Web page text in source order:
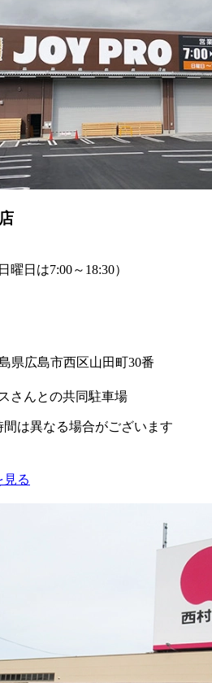
曜日は7:00～18:30）
県広島市西区山田町30番
さんとの共同駐車場
は異なる場合がございます
見る